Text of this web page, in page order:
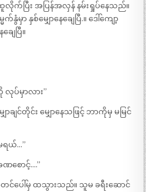
က်ပြီး အပြန်အလှန် နမ်းရှုပ်နေသည်။
မှာ နှစ်မျှောနေချေပြီ.။ ဒေါ်ကျော့
ေပြီ။
လုပ်မှာလား”
ချင်တိုင်း မျှောနေသဖြင့် ဘာကိုမှ မမြင်
ရယ်…”
စောင့်….”
ကုတင်ပေါ်မှ ထသွားသည်။ သူမ ခရီးဆောင်